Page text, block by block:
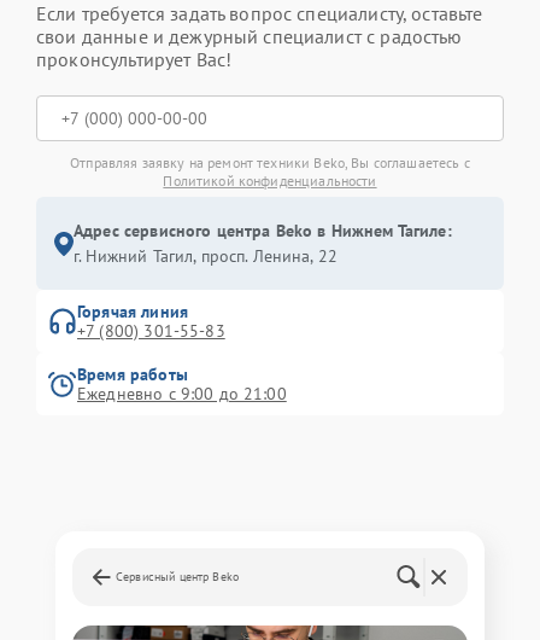
Если требуется задать вопрос специалисту, оставьте
свои данные и дежурный специалист с радостью
проконсультирует Вас!
Отправляя заявку на ремонт техники Beko, Вы соглашаетесь с
Политикой конфиденциальности
Адрес сервисного центра Beko в Нижнем Тагиле:
г. Нижний Тагил, просп. Ленина, 22
Горячая линия
+7 (800) 301-55-83
Время работы
Ежедневно с 9:00 до 21:00
Сервисный центр Beko